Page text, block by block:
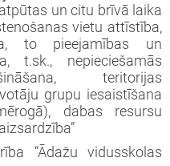
un citu brīvā laika
vietu attīstība,
to pieejamības un
t.sk., nepieciešamās
teritorijas
grupu iesaistīšana
dabas resursu
“Ādažu vidusskolas
2009-
2009-